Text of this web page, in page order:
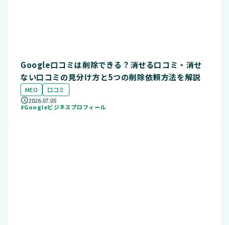
Google口コミは削除できる？消せる口コミ・消せ
ない口コミの見分け方と5つの削除依頼方法を解説
MEO
口コミ
2026.07.05
#Googleビジネスプロフィール